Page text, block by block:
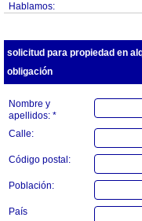
Hablamos:
solicitud para propiedad en
obligación
Nombre y
apellidos: *
Calle:
Código postal:
Población:
País